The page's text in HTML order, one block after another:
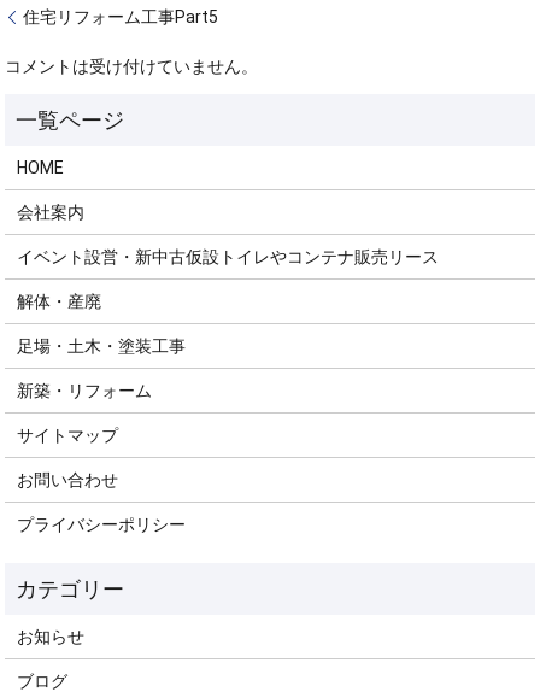
住宅リフォーム工事Part5
コメントは受け付けていません。
HOME
会社案内
イベント設営・新中古仮設トイレやコンテナ販売リース
解体・産廃
足場・土木・塗装工事
新築・リフォーム
サイトマップ
お問い合わせ
プライバシーポリシー
お知らせ
ブログ